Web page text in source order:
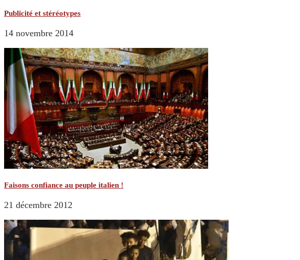
Publicité et stéréotypes
14 novembre 2014
Faisons confiance au peuple italien !
21 décembre 2012